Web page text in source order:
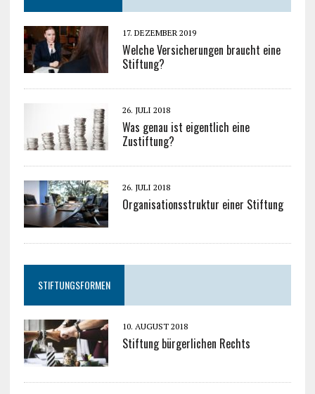
17. DEZEMBER 2019
Welche Versicherungen braucht eine
Stiftung?
26. JULI 2018
Was genau ist eigentlich eine
Zustiftung?
26. JULI 2018
Organisationsstruktur einer Stiftung
STIFTUNGSFORMEN
10. AUGUST 2018
Stiftung bürgerlichen Rechts